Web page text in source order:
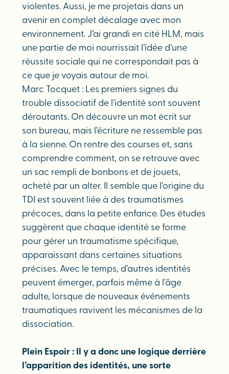
violentes. Aussi, je me projetais dans un
avenir en complet décalage avec mon
environnement. J’ai grandi en cité HLM, mais
une partie de moi nourrissait l’idée d’une
réussite sociale qui ne correspondait pas à
ce que je voyais autour de moi.
Marc Tocquet : Les premiers signes du
trouble dissociatif de l’identité sont souvent
déroutants. On découvre un mot écrit sur
son bureau, mais l’écriture ne ressemble pas
à la sienne. On rentre des courses et, sans
comprendre comment, on se retrouve avec
un sac rempli de bonbons et de jouets,
acheté par un alter. Il semble que l’origine du
TDI est souvent liée à des traumatismes
précoces, dans la petite enfance. Des études
suggèrent que chaque identité se forme
pour gérer un traumatisme spécifique,
apparaissant dans certaines situations
précises. Avec le temps, d’autres identités
peuvent émerger, parfois même à l’âge
adulte, lorsque de nouveaux événements
traumatiques ravivent les mécanismes de la
dissociation.
Plein Espoir : Il y a donc une logique derrière
l’apparition des identités, une sorte